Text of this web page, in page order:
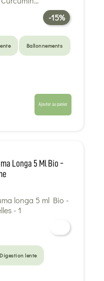
-15%
Ballonnements
Ajouter au panier
Longa 5 Ml Bio -
Digestion lente